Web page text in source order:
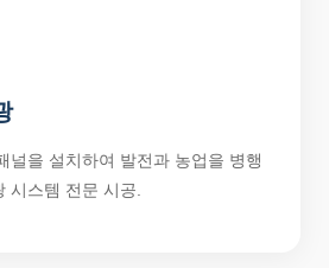
널을 설치하여 발전과 농업을 병행
시스템 전문 시공.